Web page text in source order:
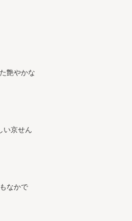
艶やかな
い京せん
なかで